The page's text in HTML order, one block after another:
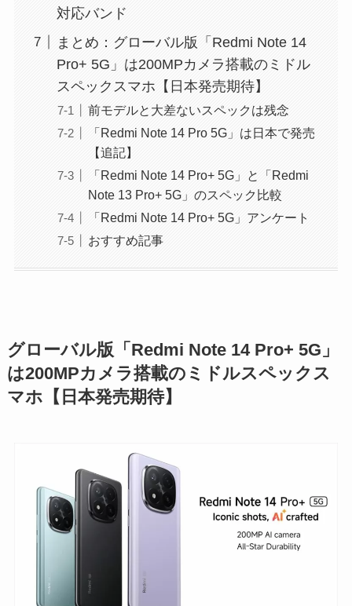
対応バンド
まとめ：グローバル版「Redmi Note 14
Pro+ 5G」は200MPカメラ搭載のミドル
スペックスマホ【日本発売期待】
前モデルと大差ないスペックは残念
「Redmi Note 14 Pro 5G」は日本で発売
【追記】
「Redmi Note 14 Pro+ 5G」と「Redmi
Note 13 Pro+ 5G」のスペック比較
「Redmi Note 14 Pro+ 5G」アンケート
おすすめ記事
グローバル版「Redmi Note 14 Pro+ 5G」
は200MPカメラ搭載のミドルスペックス
マホ【日本発売期待】